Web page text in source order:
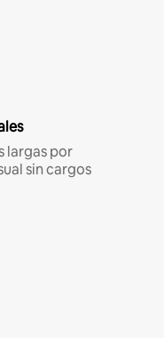
largas por
sin cargos